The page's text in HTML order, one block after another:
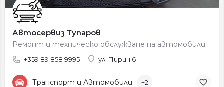
Автосервиз Тупаров
Ремонт и техническо обслужване на автомобили.
+359 89 858 9995 ул. Пирин 6
Транспорт и Автомобили +2